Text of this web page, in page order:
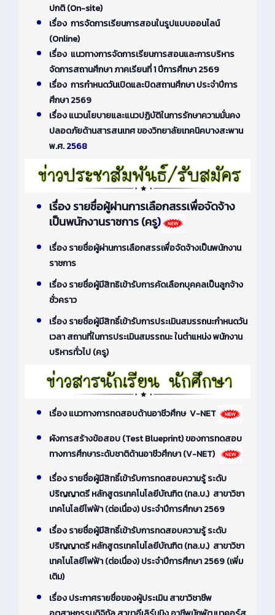
ปกติ (On-site)
เรื่อง การจัดการเรียนการสอนในรูปแบบออนไลน์
(Online)
เรื่อง แนวทางการจัดการเรียนการสอนและการบริหาร
จัดการสถานศึกษา ภาคเรียนที่ 1 ปีการศึกษา 2569
เรื่อง การกำหนดวันเปิดและปิดสถานศึกษา ประจำปีการ
ศึกษา 2569
เรื่อง แนวนโยบายและแนวปฏิบัติในการรักษาความมั่นคง
ปลอดภัยด้านสารสนเทศ ของวิทยาลัยเทคนิคบางสะพาน
พ.ศ.2568
เรื่อง รายชื่อผู้ผ่านการเลือกสรรเพื่อจัดจ้าง
เป็นพนักงานราชการ (ครู)
เรื่อง รายชื่อผู้ผ่านการเลือกสรรเพื่อจัดจ้างเป็นพนักงาน
ราชการ
เรื่อง รายชื่อผู้มีสิทธิเข้ารับการคัดเลือกบุคคลเป็นลูกจ้าง
ชั่วคราว
เรื่อง รายชื่อผู้มีสิทธิ์เข้ารับการประเมินสมรรถนะกำหนดวัน
เวลา สถานที่ในการประเมินสมรรถนะ ในตำแหน่ง พนักงาน
บริหารทั่วไป (ครู)
เรื่อง แนวทางการทดสอบด้านอาชีวศึกษ V-NET
ผังการสร้างข้อสอบ (Test Blueprint) ของการทดสอบ
ทางการศึกษาระดับชาติด้านอาชีวศึกษา (V-NET)
เรื่อง รายชื่อผู้มีสิทธิ์เข้ารับการทดสอบความรู้ ระดับ
ปริญญาตรี หลักสูตรเทคโนโลยีบัณฑิต (ทล.บ.) สาขาวิชา
เทคโนโลยีไฟฟ้า (ต่อเนื่อง) ประจำปีการศึกษา 2569
เรื่อง รายชื่อผู้มีสิทธิ์เข้ารับการทดสอบความรู้ ระดับ
ปริญญาตรี หลักสูตรเทคโนโลยีบัณฑิต (ทล.บ.) สาขาวิชา
เทคโนโลยีไฟฟ้า (ต่อเนื่อง) ประจำปีการศึกษา 2569 (เพิ่ม
เติม)
เรื่อง ประกาศรายชื่อของผู้ประเมิน สาขาวิชาชีพ